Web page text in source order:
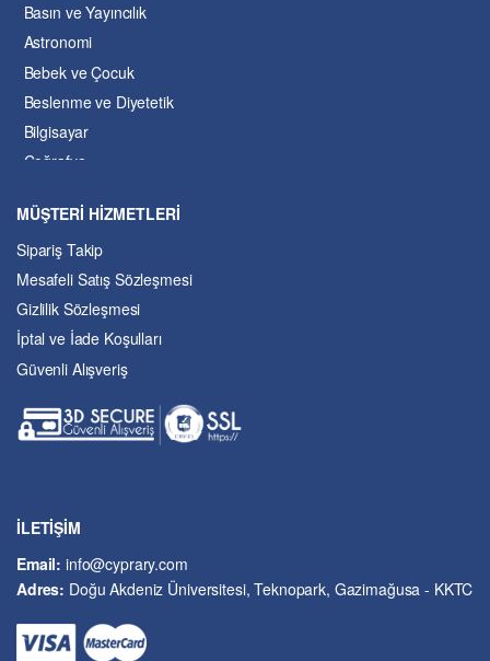
Basın ve Yayıncılık
Astronomi
Bebek ve Çocuk
Beslenme ve Diyetetik
Bilgisayar
Coğrafya
Dil ve Edebiyat
Eğitim
Ekonomi ve Finans
Enerji
Felsefe
Fen Bilimleri
Güzel Sanatlar
İşletme ve Yönetim
Kriminoloji ve Güvenlik
Kütüphane-Arşiv-Müze
MÜŞTERİ HİZMETLERİ
Sipariş Takip
Mesafeli Satış Sözleşmesi
Gizlilik Sözleşmesi
İptal ve İade Koşulları
Güvenli Alışveriş
İLETİŞİM
Email:info@cyprary.com
Adres: Doğu Akdeniz Üniversitesi, Teknopark, Gazimağusa - KKTC